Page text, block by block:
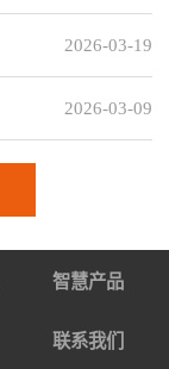
2026-03-19
2026-03-09
智慧产品
联系我们